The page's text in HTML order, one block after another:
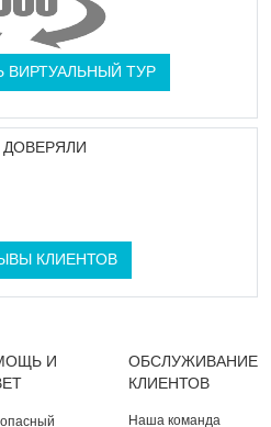
ТУР
КЛИЕНТОВ
И
ОБСЛУЖИВАНИЕ
КЛИЕНТОВ
Наша команда